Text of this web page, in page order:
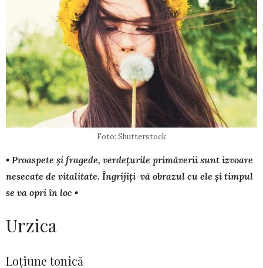
Foto: Shutterstock
• Proaspete și fragede, verdețurile primăverii sunt izvoare
nesecate de vitali­ta­te. Îngrijiți-vă obrazul cu ele și timpul
se va opri în loc •
Urzica
Loţiune tonică